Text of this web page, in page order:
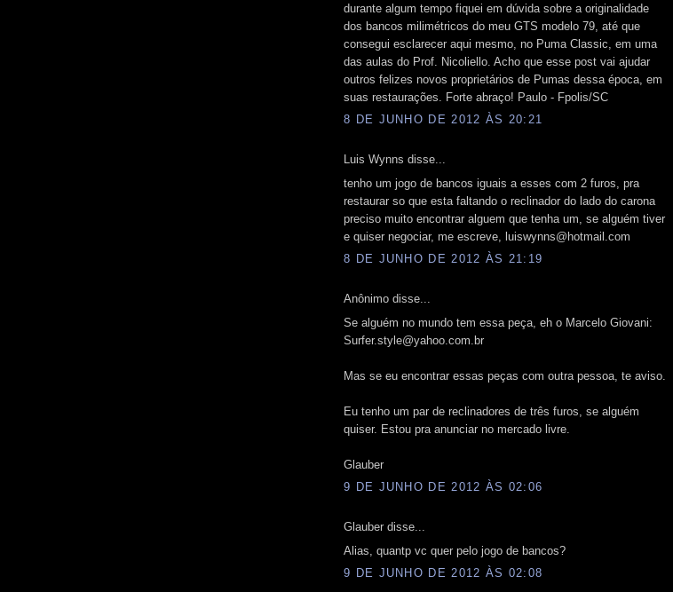
durante algum tempo fiquei em dúvida sobre a originalidade
dos bancos milimétricos do meu GTS modelo 79, até que
consegui esclarecer aqui mesmo, no Puma Classic, em uma
das aulas do Prof. Nicoliello. Acho que esse post vai ajudar
outros felizes novos proprietários de Pumas dessa época, em
suas restaurações. Forte abraço! Paulo - Fpolis/SC
8 DE JUNHO DE 2012 ÀS 20:21
Luis Wynns disse...
tenho um jogo de bancos iguais a esses com 2 furos, pra
restaurar so que esta faltando o reclinador do lado do carona
preciso muito encontrar alguem que tenha um, se alguém tiver
e quiser negociar, me escreve, luiswynns@hotmail.com
8 DE JUNHO DE 2012 ÀS 21:19
Anônimo disse...
Se alguém no mundo tem essa peça, eh o Marcelo Giovani:
Surfer.style@yahoo.com.br
Mas se eu encontrar essas peças com outra pessoa, te aviso.
Eu tenho um par de reclinadores de três furos, se alguém
quiser. Estou pra anunciar no mercado livre.
Glauber
9 DE JUNHO DE 2012 ÀS 02:06
Glauber disse...
Alias, quantp vc quer pelo jogo de bancos?
9 DE JUNHO DE 2012 ÀS 02:08